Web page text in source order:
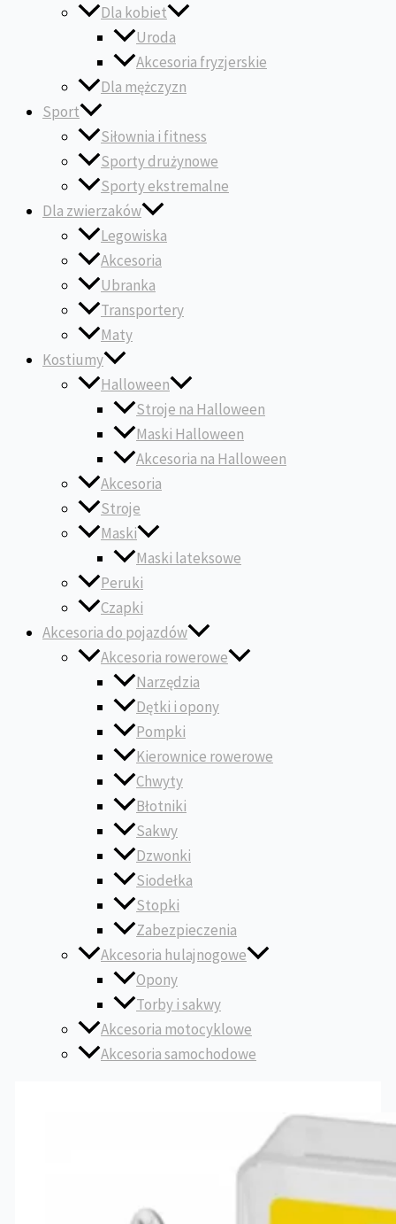
Dla kobiet
Uroda
Akcesoria fryzjerskie
Dla mężczyzn
Sport
Siłownia i fitness
Sporty drużynowe
Sporty ekstremalne
Dla zwierzaków
Legowiska
Akcesoria
Ubranka
Transportery
Maty
Kostiumy
Halloween
Stroje na Halloween
Maski Halloween
Akcesoria na Halloween
Akcesoria
Stroje
Maski
Maski lateksowe
Peruki
Czapki
Akcesoria do pojazdów
Akcesoria rowerowe
Narzędzia
Dętki i opony
Pompki
Kierownice rowerowe
Chwyty
Błotniki
Sakwy
Dzwonki
Siodełka
Stopki
Zabezpieczenia
Akcesoria hulajnogowe
Opony
Torby i sakwy
Akcesoria motocyklowe
Akcesoria samochodowe